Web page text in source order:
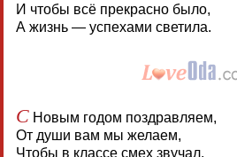
И чтобы всё прекрасно было,
А жизнь — успехами светила.
СНовым годом поздравляем,
От души вам мы желаем,
Чтобы в классе смех звучал,